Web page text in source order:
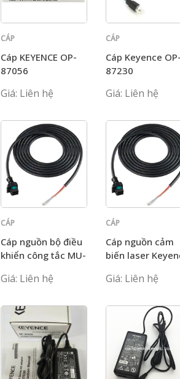
CÁP
Cáp KEYENCE OP-
87056
Giá: Liên hệ
CÁP
Cáp Keyence OP-
87230
Giá: Liên hệ
CÁP
Cáp nguồn bộ điều
khiển công tắc MU-
Giá: Liên hệ
CÁP
Cáp nguồn cảm
biến laser
Giá: Liên hệ